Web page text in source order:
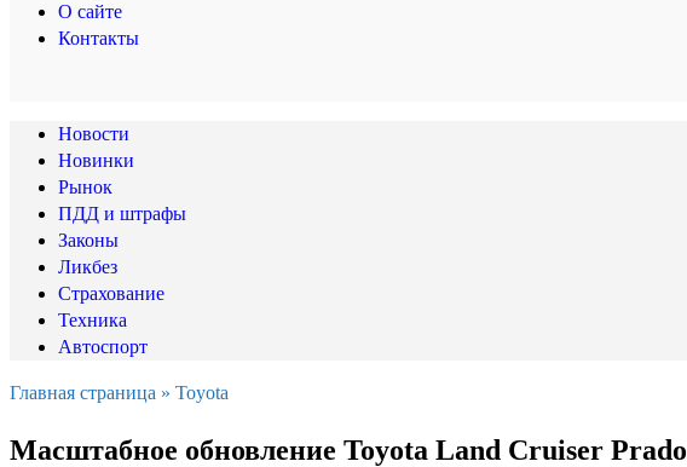
О сайте
Контакты
Новости
Новинки
Рынок
ПДД и штрафы
Законы
Ликбез
Страхование
Техника
Автоспорт
Главная страница » Toyota
Масштабное обновление Toyota Land Cruiser Prado